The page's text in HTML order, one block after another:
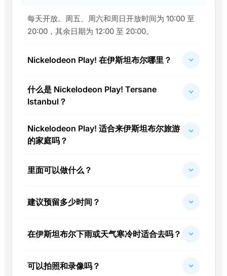
每天开放。周五、周六和周日开放时间为 10:00 至
20:00，其余日期为 12:00 至 20:00。
Nickelodeon Play! 在伊斯坦布尔哪里？
什么是 Nickelodeon Play! Tersane
Istanbul？
Nickelodeon Play! 适合来伊斯坦布尔旅游
的家庭吗？
里面可以做什么？
建议预留多少时间？
在伊斯坦布尔下雨或天气寒冷时适合去吗？
可以拍照和录像吗？